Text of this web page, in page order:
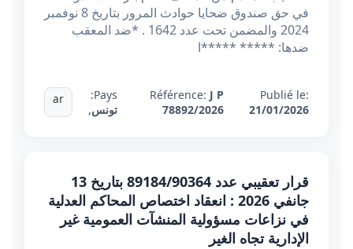
في حق صندوق ضحايا حوادث المرور بتاريخ 8 نوفمبر
2024 والمضمن تحت عدد 1642 . *ضد المعقب
ضدها: ***** *****ا
Publié le:
21/01/2026
Référence: J P
78892/2026
Pays:
تونس,
ar
قرار تعقيبي عدد 89184/90364 بتاريخ 13
جانفي 2026 : انعقاد اختصاص المحاكم العدلية
في نزاعات مسؤولية المنشآت العمومية غير
الإدارية تجاه الغير